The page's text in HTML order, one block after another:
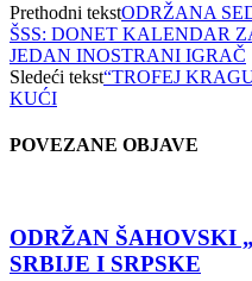
Prethodni tekstODRŽANA
ŠSS: DONET KALENDAR
JEDAN INOSTRANI IGRAČ
Sledeći tekst“TROFEJ
KUĆI
POVEZANE OBJAVE
ODRŽAN ŠAHOVSKI
SRBIJE I SRPSKE